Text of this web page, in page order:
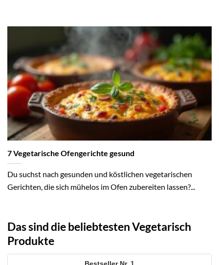
7 Vegetarische Ofengerichte gesund
Du suchst nach gesunden und köstlichen vegetarischen
Gerichten, die sich mühelos im Ofen zubereiten lassen?...
Das sind die beliebtesten Vegetarisch
Produkte
1